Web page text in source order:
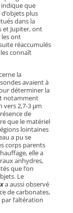
indique que
plus
dans la
et Jupiter, ont
les ont
réaccumulés
connaît
la
avaient à
déterminer la
notamment
vers 2,7-3 μm
de
que le matériel
lointaines
a pu se
corps parents
elle a
anhydres,
que l’on
Le
a aussi observé
de carbonates,
l’altération